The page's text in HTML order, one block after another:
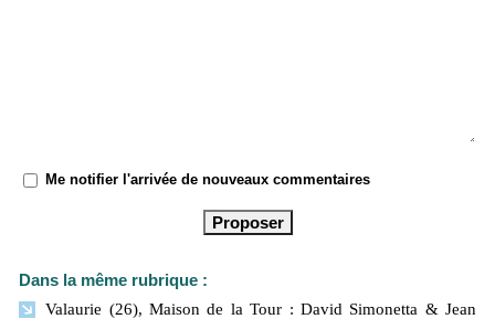
Me notifier l'arrivée de nouveaux commentaires
Dans la même rubrique :
Valaurie (26), Maison de la Tour : David Simonetta & Jean